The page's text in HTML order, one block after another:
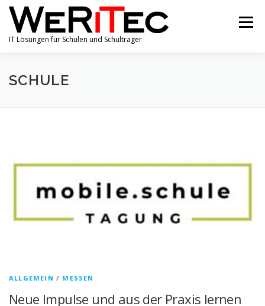
Zum
Inhalt
springen
IT Lösungen für Schulen und Schulträger
Menü
SHOP PORTFOLIO
IMPRESSUM & DATENSCHUTZ
SCHULE
ALLGEMEIN / MESSEN
Neue Impulse und aus der Praxis lernen